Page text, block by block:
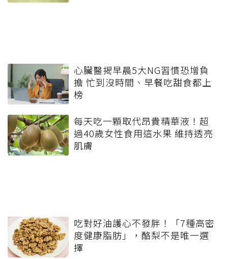
心臟醫揭早晨5大NG習慣恐增負
擔 忙到沒時間、早餐吃甜食都上
榜
每天吃一顆取代昂貴精華液！超
過40歲女性食用這水果 維持透亮
肌膚
吃對好油護心不發胖！「7種高密
度健康脂肪」，酪梨不是唯一選
擇